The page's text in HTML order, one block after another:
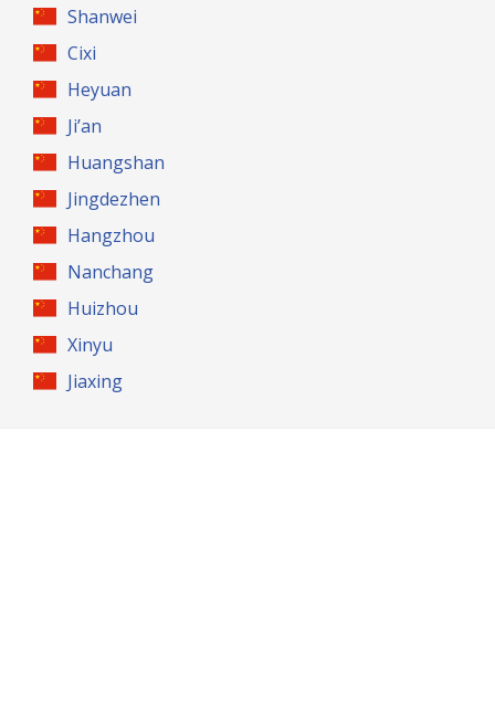
Shanwei
Cixi
Heyuan
Ji’an
Huangshan
Jingdezhen
Hangzhou
Nanchang
Huizhou
Xinyu
Jiaxing